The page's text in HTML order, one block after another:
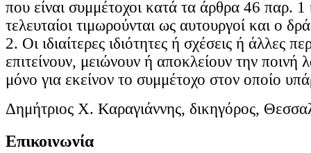
που είναι συμμέτοχοι κατά τα άρθρα 46 παρ. 1
τελευταίοι τιμωρούνται ως αυτουργοί και ο
2. Οι ιδιαίτερες ιδιότητες ή σχέσεις ή άλλες
επιτείνουν, μειώνουν ή αποκλείουν την ποινή
μόνο για εκείνον το συμμέτοχο στον οποίο
Δημήτριος Χ. Καραγιάννης, δικηγόρος,
Επικοινωνία